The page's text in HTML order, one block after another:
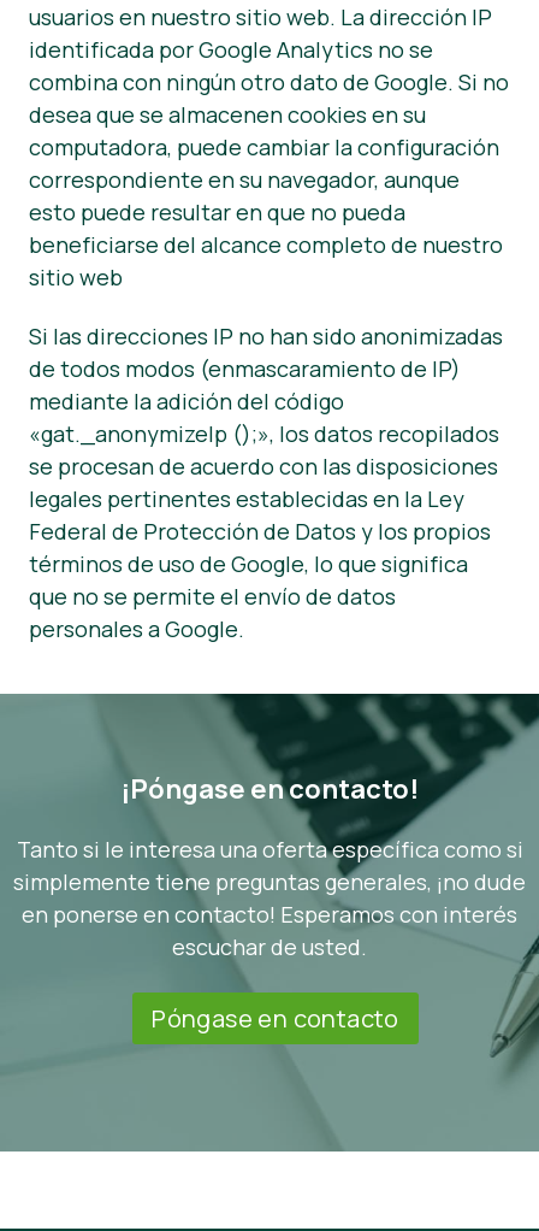
usuarios en nuestro sitio web. La dirección IP
identificada por Google Analytics no se
combina con ningún otro dato de Google. Si no
desea que se almacenen cookies en su
computadora, puede cambiar la configuración
correspondiente en su navegador, aunque
esto puede resultar en que no pueda
beneficiarse del alcance completo de nuestro
sitio web
Si las direcciones IP no han sido anonimizadas
de todos modos (enmascaramiento de IP)
mediante la adición del código
«gat._anonymizeIp ();», los datos recopilados
se procesan de acuerdo con las disposiciones
legales pertinentes establecidas en la Ley
Federal de Protección de Datos y los propios
términos de uso de Google, lo que significa
que no se permite el envío de datos
personales a Google.
¡Póngase en contacto!
Tanto si le interesa una oferta específica como si
simplemente tiene preguntas generales, ¡no dude
en ponerse en contacto! Esperamos con interés
escuchar de usted.
Póngase en contacto